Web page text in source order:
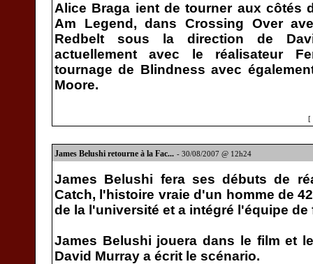
Alice Braga ient de tourner aux côtés
Am Legend, dans Crossing Over
Redbelt sous la direction de
actuellement avec le réalisateur
tournage de Blindness avec
Moore.
[
James Belushi retourne à la Fac... - 30/08/2007 @ 12h24
James Belushi fera ses débuts de
Catch, l'histoire vraie d'un homme de
de la l'université et a intégré l'équipe de
James Belushi jouera dans le film et
David Murray a écrit le scénario.